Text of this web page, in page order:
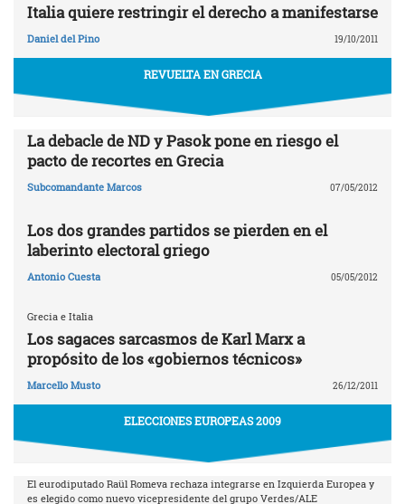
Italia quiere restringir el derecho a manifestarse
Daniel del Pino 19/10/2011
REVUELTA EN GRECIA
La debacle de ND y Pasok pone en riesgo el
pacto de recortes en Grecia
Subcomandante Marcos 07/05/2012
Los dos grandes partidos se pierden en el
laberinto electoral griego
Antonio Cuesta 05/05/2012
Grecia e Italia
Los sagaces sarcasmos de Karl Marx a
propósito de los «gobiernos técnicos»
Marcello Musto 26/12/2011
ELECCIONES EUROPEAS 2009
El eurodiputado Raül Romeva rechaza integrarse en Izquierda Europea y
es elegido como nuevo vicepresidente del grupo Verdes/ALE